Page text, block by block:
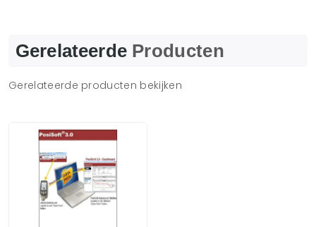
Gerelateerde Producten
Gerelateerde producten bekijken